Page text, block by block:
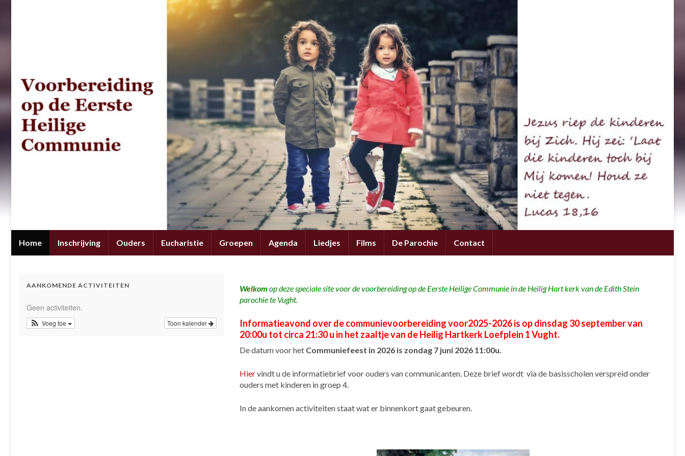
Home Inschrijving Ouders Eucharistie Groepen Agenda Liedjes Films De Parochie Contact
Welkom op deze speciale sitevoor de voorbereiding op de Eerste Heilige Communie in de Heilig Hart kerk van de Edith Stein
parochie te Vught.
Informatieavond over de communievoorbereiding voor2025-2026 is op dinsdag 30 september van
20:00u tot circa 21:30 u in het zaaltje van de Heilig Hartkerk Loefplein 1 Vught.
De datum voor het Communiefeest in 2026 is zondag 7 juni 2026 11:00u.
Hiervindt u de informatiebrief voor ouders van communicanten. Deze brief wordt via de basisscholen verspreid onder
ouders met kinderen in groep 4.
In de aankomen activiteiten staat wat er binnenkort gaat gebeuren.
AANKOMENDE ACTIVITEITEN
Geen activiteiten.
Toon kalender
Voeg toe